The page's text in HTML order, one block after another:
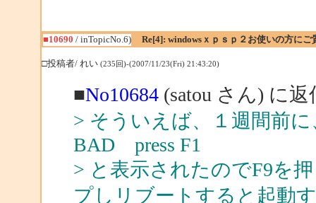
■10690 / inTopicNo.6) Re[4]: windowsｘｐｓｐ２お使いの方にご
□投稿者/ れい (235回)-(2007/11/23(Fri) 21:43:20)
■No10684(satou さん) に返
> そういえば、１週間前
BAD press F1
> と表示されたのでF9を
プしリブートすると起動